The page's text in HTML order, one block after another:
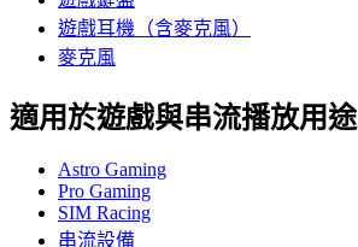
遊戲耳機（含麥克風）
麥克風
適用於遊戲與串流播放用途
Astro Gaming
Pro Gaming
SIM Racing
串流設備